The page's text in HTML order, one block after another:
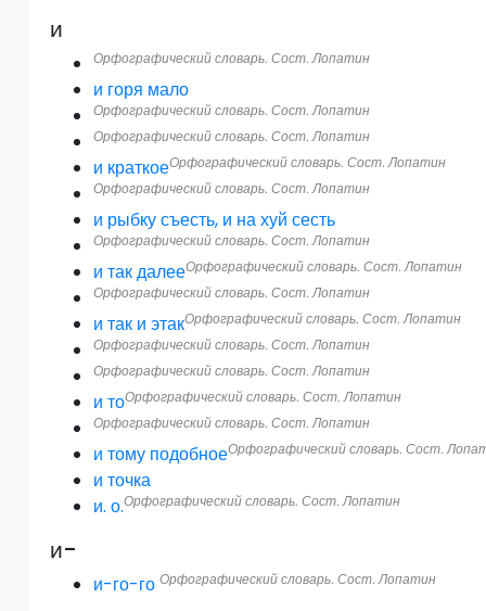
и
Орфографический словарь. Сост. Лопатин
и горя мало
Орфографический словарь. Сост. Лопатин
Орфографический словарь. Сост. Лопатин
и краткоеОрфографический словарь. Сост. Лопатин
Орфографический словарь. Сост. Лопатин
и рыбку съесть, и на хуй сесть
Орфографический словарь. Сост. Лопатин
и так далееОрфографический словарь. Сост. Лопатин
Орфографический словарь. Сост. Лопатин
и так и этакОрфографический словарь. Сост. Лопатин
Орфографический словарь. Сост. Лопатин
Орфографический словарь. Сост. Лопатин
и тоОрфографический словарь. Сост. Лопатин
Орфографический словарь. Сост. Лопатин
и тому подобноеОрфографический словарь. Сост.
и точка
и. о.Орфографический словарь. Сост. Лопатин
и-
и-го-го Орфографический словарь. Сост. Лопатин